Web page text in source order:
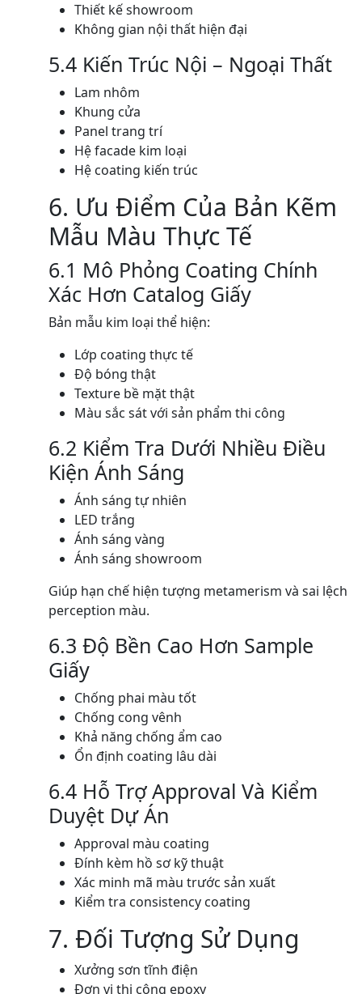
Thiết kế showroom
Không gian nội thất hiện đại
5.4 Kiến Trúc Nội – Ngoại Thất
Lam nhôm
Khung cửa
Panel trang trí
Hệ facade kim loại
Hệ coating kiến trúc
6. Ưu Điểm Của Bản Kẽm
Mẫu Màu Thực Tế
6.1 Mô Phỏng Coating Chính
Xác Hơn Catalog Giấy
Bản mẫu kim loại thể hiện:
Lớp coating thực tế
Độ bóng thật
Texture bề mặt thật
Màu sắc sát với sản phẩm thi công
6.2 Kiểm Tra Dưới Nhiều Điều
Kiện Ánh Sáng
Ánh sáng tự nhiên
LED trắng
Ánh sáng vàng
Ánh sáng showroom
Giúp hạn chế hiện tượng metamerism và sai lệch
perception màu.
6.3 Độ Bền Cao Hơn Sample
Giấy
Chống phai màu tốt
Chống cong vênh
Khả năng chống ẩm cao
Ổn định coating lâu dài
6.4 Hỗ Trợ Approval Và Kiểm
Duyệt Dự Án
Approval màu coating
Đính kèm hồ sơ kỹ thuật
Xác minh mã màu trước sản xuất
Kiểm tra consistency coating
7. Đối Tượng Sử Dụng
Xưởng sơn tĩnh điện
Đơn vị thi công epoxy